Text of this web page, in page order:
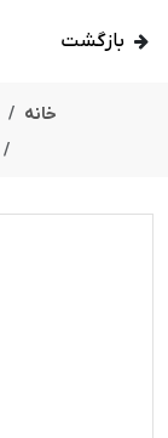
بازگشت
خانه